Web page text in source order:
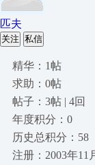
匹夫
关注 私信
精华：1帖
求助：0帖
帖子：3帖 | 4回
年度积分：0
历史总积分：58
注册：2003年11